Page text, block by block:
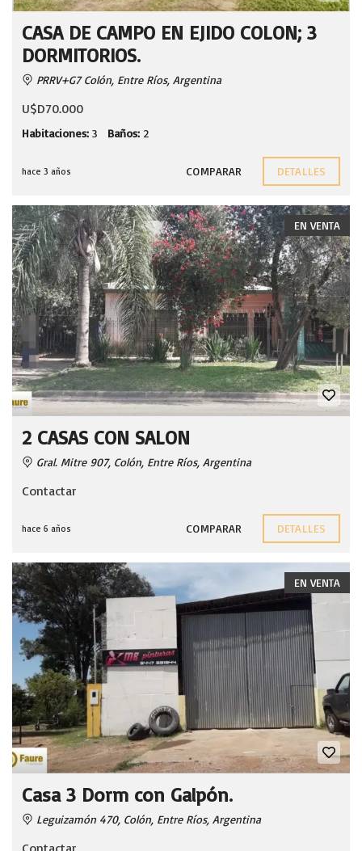
CASA DE CAMPO EN EJIDO COLON; 3
DORMITORIOS.
PRRV+G7 Colón, Entre Ríos, Argentina
U$D70.000
Habitaciones: 3 Baños: 2
hace 3 años COMPARAR DETALLES
EN VENTA
2 CASAS CON SALON
Gral. Mitre 907, Colón, Entre Ríos, Argentina
Contactar
hace 6 años COMPARAR DETALLES
EN VENTA
Casa 3 Dorm con Galpón.
Leguizamón 470, Colón, Entre Ríos, Argentina
Contactar